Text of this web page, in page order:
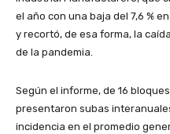
el año con una baja del 7,6 %
y recortó, de esa forma, la
de la pandemia.
Según el informe, de 16
presentaron subas
incidencia en el promedio